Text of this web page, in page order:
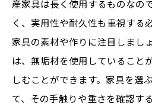
産家具は長く使用するものなの
く、実用性や耐久性も重視する
家具の素材や作りに注目しまし
は、無垢材を使用していること
しむことができます。家具を選
て、その手触りや重さを確認す